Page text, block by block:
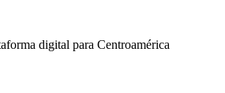
digital para Centroamérica